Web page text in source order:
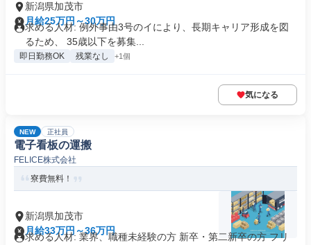
新潟県加茂市
月給25万円～30万円
求める人材: 例外事由3号のイにより、長期キャリア形成を図
るため、 35歳以下を募集...
即日勤務OK 残業なし +1個
気になる
NEW 正社員
電子看板の運搬
FELICE株式会社
寮費無料！
新潟県加茂市
月給33万円～36万円
求める人材: 業界、職種未経験の方 新卒・第二新卒の方 フリ